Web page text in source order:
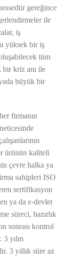
gereğince
ile
iş
yüksek bir iş
tüm
bir kriz anı ile
büyük bir
firmanın
ürünün kaliteli
çevre halka ya
sahipleri ISO
sertifikasyon
ya da e-devlet
süreci, hazırlık
sonrası kontrol
3 yılın
3 yıllık süre az